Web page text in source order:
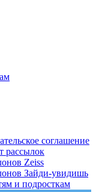
соглашение
рассылок
Zeiss
Зайди-увидишь
и подросткам